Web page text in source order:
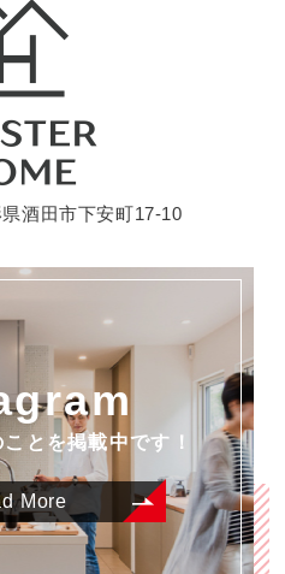
酒田市下安町17-10
とを掲載中です！
More